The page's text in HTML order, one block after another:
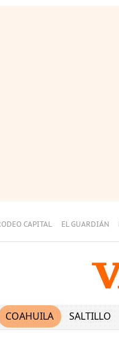
CAPITAL EL GUARDIÁN
COAHUILA SALTILLO